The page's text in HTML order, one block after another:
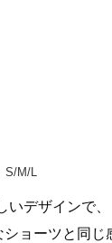
S/M/L
デザインで、
ョーツと同じ